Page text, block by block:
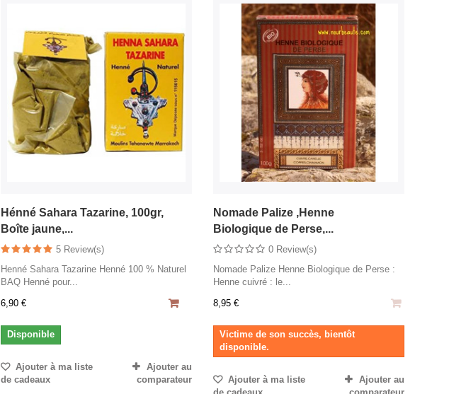
Hénné Sahara Tazarine, 100gr,
Boîte jaune,...
5 Review(s)
Henné Sahara Tazarine Henné 100 % Naturel
BAQ Henné pour...
6,90 €
Disponible
Ajouter à ma liste
de cadeaux
Ajouter au
comparateur
Nomade Palize ,Henne
Biologique de Perse,...
0 Review(s)
Nomade Palize Henne Biologique de Perse :
Henne cuivré : le...
8,95 €
Victime de son succès, bientôt
disponible.
Ajouter à ma liste
Ajouter au